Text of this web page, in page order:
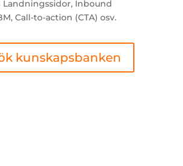
Inbound
Call-to-action (CTA) osv.
kunskapsbanken